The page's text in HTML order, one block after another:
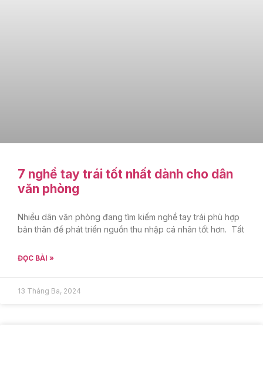
7 nghề tay trái tốt nhất dành cho dân
văn phòng
Nhiều dân văn phòng đang tìm kiếm nghề tay trái phù hợp
bản thân để phát triền nguồn thu nhập cá nhân tốt hơn. Tất
ĐỌC BÀI »
13 Tháng Ba, 2024